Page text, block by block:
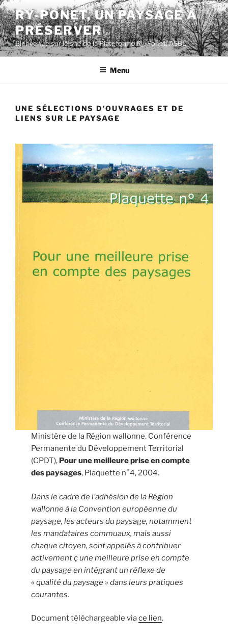
Aller
au
contenu
principal
RY-PONET, UN PAYSAGE À
PRÉSERVER
Bienvenue sur le site de la Plateforme Ry-Ponet, ASBL
Menu
UNE SÉLECTIONS D’OUVRAGES ET DE
LIENS SUR LE PAYSAGE
Ministère de la Région wallonne. Conférence
Permanente du Développement Territorial
(CPDT), Pour une meilleure prise en compte
des paysages, Plaquette n°4, 2004.
Dans le cadre de l’adhésion de la Région
wallonne à la Convention européenne du
paysage, les acteurs du paysage, notamment
les mandataires commuaux, mais aussi
chaque citoyen, sont appelés à contribuer
activement ç une meilleure prise en compte
du paysage en intégrant un réflexe de
« qualité du paysage » dans leurs pratiques
courantes.
Document téléchargeable viace lien.